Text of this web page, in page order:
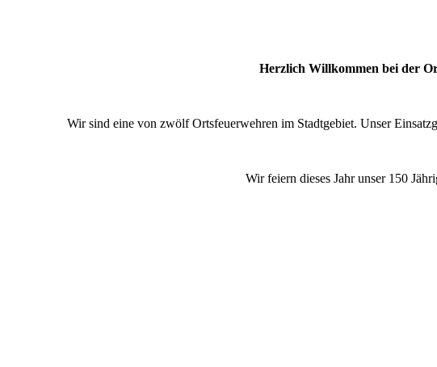
Herzlich Willkommen bei der
Wir sind eine von zwölf Ortsfeuerwehren im Stadtgebiet. Unser
Wir feiern dieses Jahr unser 150